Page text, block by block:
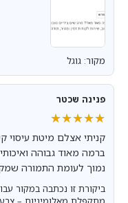
מקור: גוגל
פנינה שכטר
★★★★★
★★★★★
קניתי אצלם מיטת עיסוי
ברמה מאוד גבוהה
נמוך לעומת התמורה
ביקורת זו נכתבה במקור